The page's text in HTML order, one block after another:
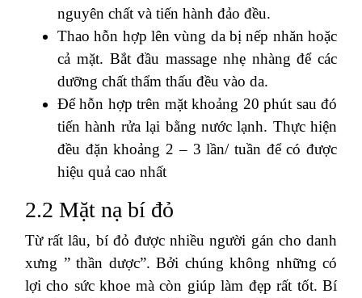
nguyên chất và tiến hành đảo đều.
Thao hỗn hợp lên vùng da bị nếp nhăn hoặc
cả mặt. Bắt đầu massage nhẹ nhàng để các
dưỡng chất thẩm thấu đều vào da.
Để hỗn hợp trên mặt khoảng 20 phút sau đó
tiến hành rửa lại bằng nước lạnh. Thực hiện
đều đặn khoảng 2 – 3 lần/ tuần để có được
hiệu quả cao nhất
2.2 Mặt nạ bí đỏ
Từ rất lâu, bí đỏ được nhiều người gán cho danh
xưng ” thần dược”. Bởi chúng không những có
lợi cho sức khoe mà còn giúp làm đẹp rất tốt. Bí